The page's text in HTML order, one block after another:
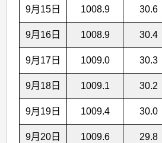
9月15日 1008.9 30.6
9月16日 1008.9 30.4
9月17日 1009.0 30.3
9月18日 1009.1 30.2
9月19日 1009.4 30.0
9月20日 1009.6 29.8